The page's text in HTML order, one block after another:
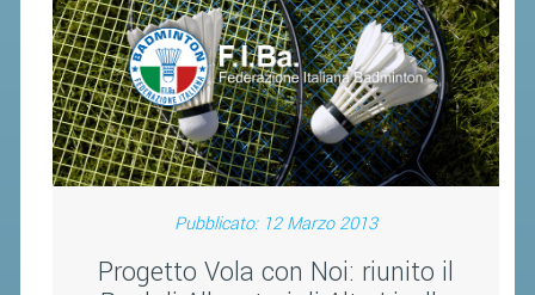
Pubblicato: 12 Marzo 2013
Progetto Vola con Noi: riunito il
PROGETTO SHUTTLE TIME
TROFEO CONI
ENTI DI PROMOZIONE SPORTIVA
PROGETTI CONI
PROGETTI SPORT E SALUTE